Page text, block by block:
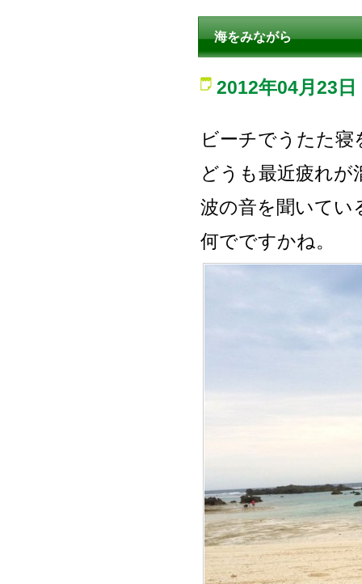
海をみながら
2012年04月23日
ビーチでうたた
どうも最近疲れ
波の音を聞いてい
何でですかね。